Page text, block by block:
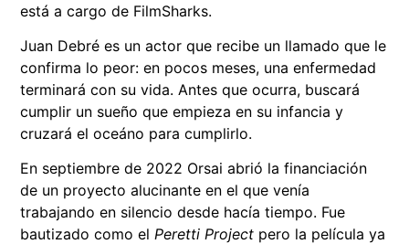
está a cargo de FilmSharks.
Juan Debré es un actor que recibe un llamado que le
confirma lo peor: en pocos meses, una enfermedad
terminará con su vida. Antes que ocurra, buscará
cumplir un sueño que empieza en su infancia y
cruzará el oceáno para cumplirlo.
En septiembre de 2022 Orsai abrió la financiación
de un proyecto alucinante en el que venía
trabajando en silencio desde hacía tiempo. Fue
bautizado como elPeretti Project pero la película ya